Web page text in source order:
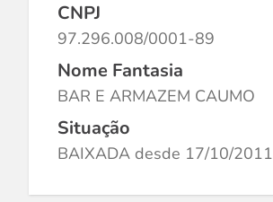
CNPJ
97.296.008/0001-89
Nome Fantasia
BAR E ARMAZEM CAUMO
Situação
BAIXADA desde 17/10/2011